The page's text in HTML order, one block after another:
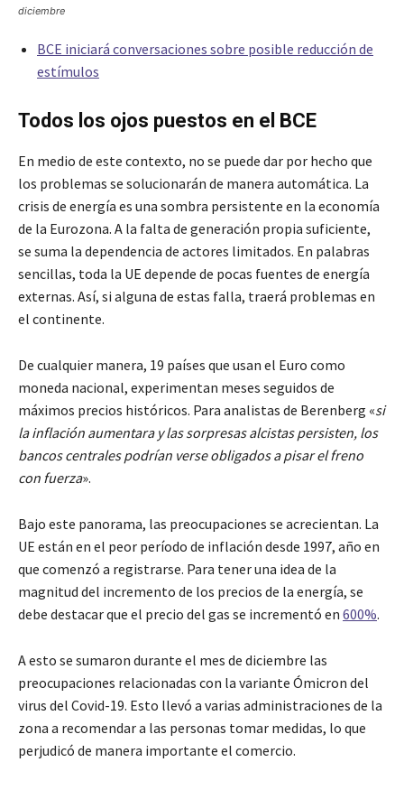
diciembre
BCE iniciará conversaciones sobre posible reducción de
estímulos
Todos los ojos puestos en el BCE
En medio de este contexto, no se puede dar por hecho que
los problemas se solucionarán de manera automática. La
crisis de energía es una sombra persistente en la economía
de la Eurozona. A la falta de generación propia suficiente,
se suma la dependencia de actores limitados. En palabras
sencillas, toda la UE depende de pocas fuentes de energía
externas. Así, si alguna de estas falla, traerá problemas en
el continente.
De cualquier manera, 19 países que usan el Euro como
moneda nacional, experimentan meses seguidos de
máximos precios históricos. Para analistas de Berenberg «si
la inflación aumentara y las sorpresas alcistas persisten, los
bancos centrales podrían verse obligados a pisar el freno
con fuerza».
Bajo este panorama, las preocupaciones se acrecientan. La
UE están en el peor período de inflación desde 1997, año en
que comenzó a registrarse. Para tener una idea de la
magnitud del incremento de los precios de la energía, se
debe destacar que el precio del gas se incrementó en 600%.
A esto se sumaron durante el mes de diciembre las
preocupaciones relacionadas con la variante Ómicron del
virus del Covid-19. Esto llevó a varias administraciones de la
zona a recomendar a las personas tomar medidas, lo que
perjudicó de manera importante el comercio.